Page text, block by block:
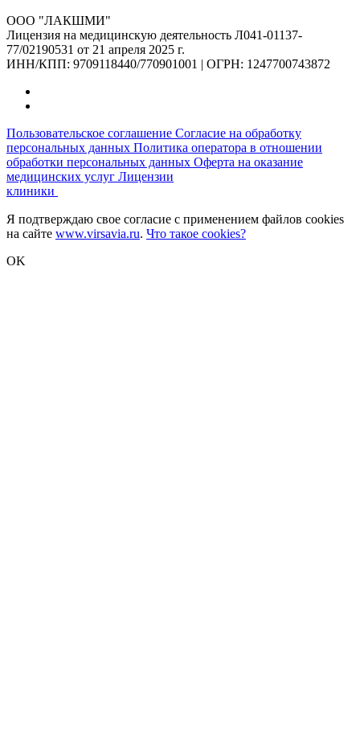
ООО "ЛАКШМИ"
Лицензия на медицинскую деятельность Л041-01137-
77/02190531 от 21 апреля 2025 г.
ИНН/КПП: 9709118440/770901001 | ОГРН: 1247700743872
Пользовательское соглашение Согласие на обработку
персональных данных Политика оператора в отношении
обработки персональных данных Оферта на оказание
медицинских услуг Лицензии
клиники
Я подтверждаю свое согласие с применением файлов cookies
на сайте www.virsavia.ru. Что такое cookies?
OK